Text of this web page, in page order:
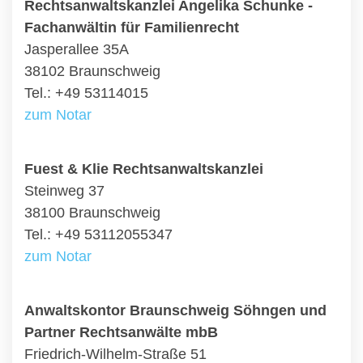
Rechtsanwaltskanzlei Angelika Schunke -
Fachanwältin für Familienrecht
Jasperallee 35A
38102 Braunschweig
Tel.: +49 53114015
zum Notar
Fuest & Klie Rechtsanwaltskanzlei
Steinweg 37
38100 Braunschweig
Tel.: +49 53112055347
zum Notar
Anwaltskontor Braunschweig Söhngen und
Partner Rechtsanwälte mbB
Friedrich-Wilhelm-Straße 51